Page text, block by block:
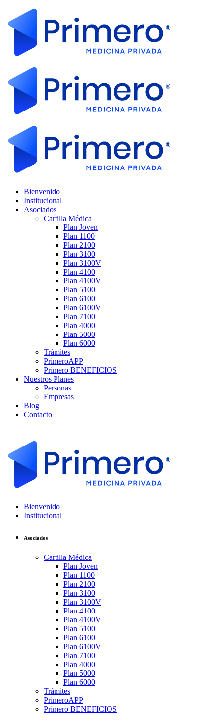
Bienvenido
Institucional
Asociados
Cartilla Médica
Plan Joven
Plan 1100
Plan 2100
Plan 3100
Plan 3100V
Plan 4100
Plan 4100V
Plan 5100
Plan 6100
Plan 6100V
Plan 7100
Plan 4000
Plan 5000
Plan 6000
Trámites
PrimeroAPP
Primero BENEFICIOS
Nuestros Planes
Personas
Empresas
Blog
Contacto
Bienvenido
Institucional
Asociados
Cartilla Médica
Plan Joven
Plan 1100
Plan 2100
Plan 3100
Plan 3100V
Plan 4100
Plan 4100V
Plan 5100
Plan 6100
Plan 6100V
Plan 7100
Plan 4000
Plan 5000
Plan 6000
Trámites
PrimeroAPP
Primero BENEFICIOS